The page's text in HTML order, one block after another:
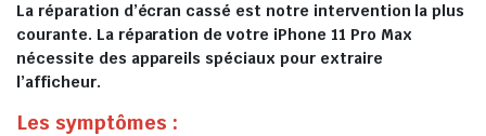
La réparation d’écran cassé est notre intervention la plus
courante. La réparation de votre iPhone 11 Pro Max
nécessite des appareils spéciaux pour extraire
l’afficheur.
Les symptômes :